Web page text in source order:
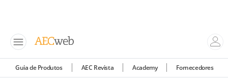
Guia de Produtos AEC Revista Academy Fornecedores